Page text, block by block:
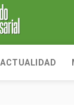
ACTUALIDAD